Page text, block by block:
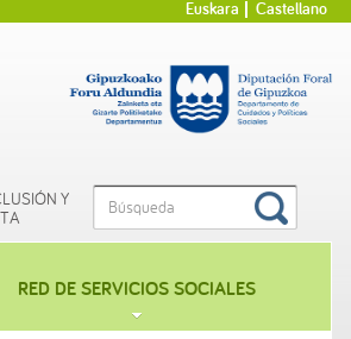
Euskara Castellano
Y
RED DE SERVICIOS SOCIALES